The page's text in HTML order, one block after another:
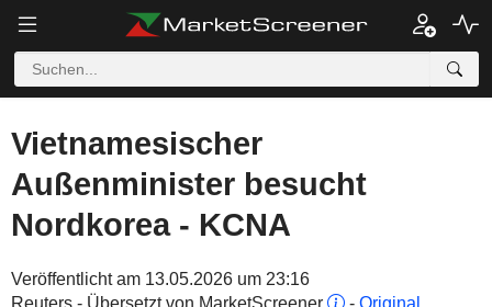
Vietnamesischer
Außenminister besucht
Nordkorea - KCNA
Veröffentlicht am 13.05.2026 um 23:16
Reuters - Übersetzt von MarketScreener
- Original